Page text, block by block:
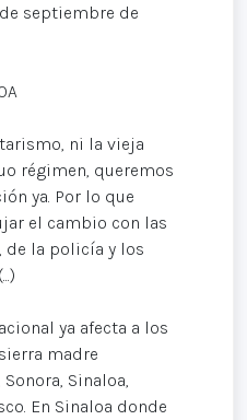
septiembre de
ni la vieja
régimen, queremos
ya. Por lo que
el cambio con las
de la policía y los
ya afecta a los
madre
Sinaloa,
En Sinaloa donde